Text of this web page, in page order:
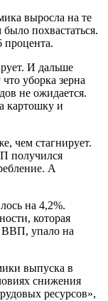
выросла на те
похвастаться.
процента.
И дальше
уборка зерна
не ожидается.
картошку и
чем стагнирует.
получился
А
на 4,2%.
которая
ВВП, упало на
выпуска в
снижения
ресурсов»,